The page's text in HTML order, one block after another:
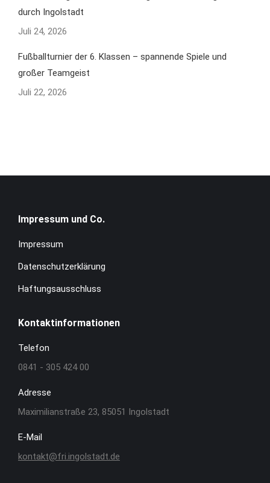
durch Ingolstadt
Juli 24, 2026
Fußballturnier der 6. Klassen – spannende Spiele und
großer Teamgeist
Juli 22, 2026
Impressum und Co.
Impressum
Datenschutzerklärung
Haftungsausschluss
Kontaktinformationen
Telefon
0841 - 305 424 00
Adresse
Maximilianstraße 23, 85051 Ingolstadt
E-Mail
kontakt@fri.ingolstadt.de